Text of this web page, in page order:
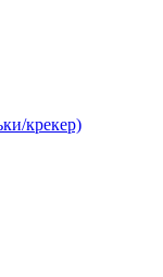
крекер)